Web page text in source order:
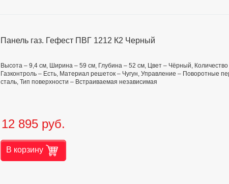
Панель газ. Гефест ПВГ 1212 К2 Черный
Высота – 9,4 см, Ширина – 59 см, Глубина – 52 см, Цвет – Чёрный, Количество
Газконтроль – Есть, Материал решеток – Чугун, Управление – Поворотные
сталь, Тип поверхности – Встраиваемая независимая
12 895 руб.
В корзину